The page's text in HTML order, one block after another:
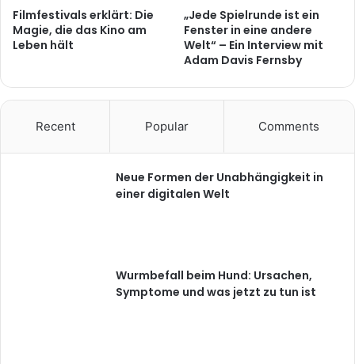
Filmfestivals erklärt: Die
Magie, die das Kino am
Leben hält
„Jede Spielrunde ist ein
Fenster in eine andere
Welt“ – Ein Interview mit
Adam Davis Fernsby
Recent Popular Comments
Neue Formen der Unabhängigkeit in
einer digitalen Welt
Wurmbefall beim Hund: Ursachen,
Symptome und was jetzt zu tun ist